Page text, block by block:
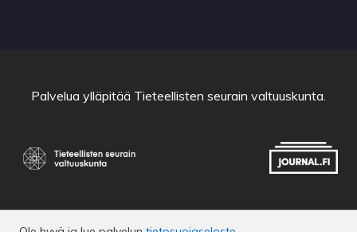
Palvelua ylläpitää Tieteellisten seurain valtuuskunta